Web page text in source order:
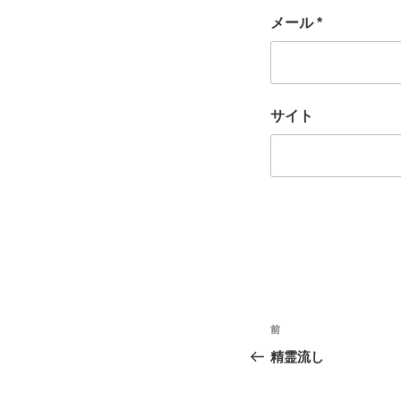
メール*
サイト
投
稿
過
去
前
精霊流し